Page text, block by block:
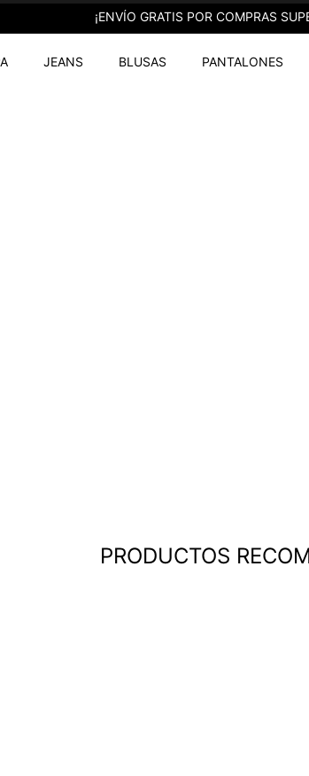
¡ENVÍO GRATIS POR COMPRAS
JEANS BLUSAS PANTALONES
PRODUCTOS